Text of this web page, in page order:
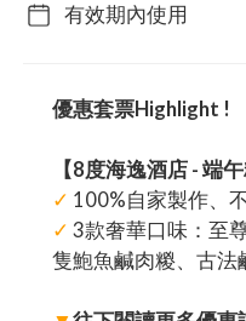
有效期內使用
優惠套票Highlight !
【8度海逸酒店 - 端午
✓ 100%自家製作、
✓ 3款奢華口味：至
隻鮑魚鹹肉糉、古法